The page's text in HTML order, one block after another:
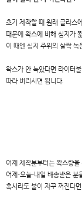
초기 제작할 때 원래 글라스
때문에 왁스에 비해 심지가
이 때엔 심지 주위의 살짝
왁스가 안 녹았다면 라이터
따라 버리시면 됩니다.
어제 제작분부터는 왁스량
어제-오늘-내일 배송받은 분
혹시라도 불이 자꾸 꺼진다